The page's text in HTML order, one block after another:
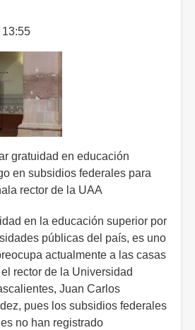
13:55
gratuidad en educación
en subsidios federales para
rector de la UAA
en la educación superior por
públicas del país, es uno
actualmente a las casas
rector de la Universidad
Juan Carlos
pues los subsidios federales
no han registrado